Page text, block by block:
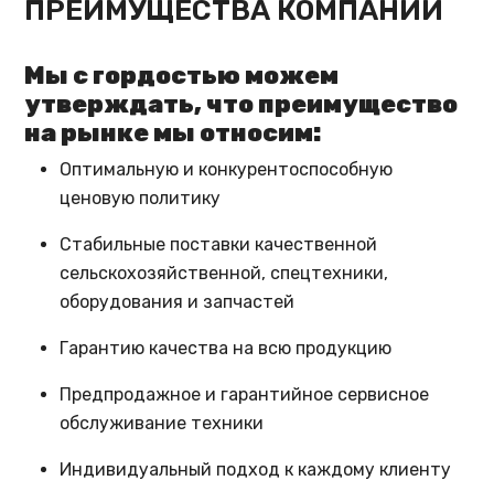
ПРЕИМУЩЕСТВА КОМПАНИИ
Мы с гордостью можем
утверждать, что преимущество
на рынке мы относим:
Оптимальную и конкурентоспособную
ценовую политику
Стабильные поставки качественной
сельскохозяйственной, спецтехники,
оборудования и запчастей
Гарантию качества на всю продукцию
Предпродажное и гарантийное сервисное
обслуживание техники
Индивидуальный подход к каждому клиенту